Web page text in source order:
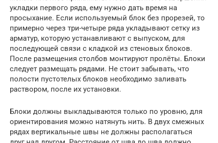
укладки первого ряда, ему нужно дать время на
просыхание. Если используемый блок без прорезей, то
примерно через три-четыре ряда укладывают сетку из
арматур, которую устанавливают с выпуском, для
последующей связи с кладкой из стеновых блоков.
После размещения столбов монтируют пролёты. Блоки
следует размещать рядами. Не стоит забывать, что
полости пустотелых блоков необходимо заливать
раствором, после их установки.
Блоки должны выкладываются только по уровню, для
ориентирования можно натянуть нить. В двух смежных
рядах вертикальные швы не должны располагаться